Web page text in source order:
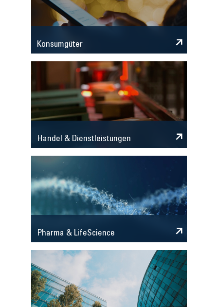
Konsumgüter
Handel & Dienstleistungen
Pharma & LifeScience